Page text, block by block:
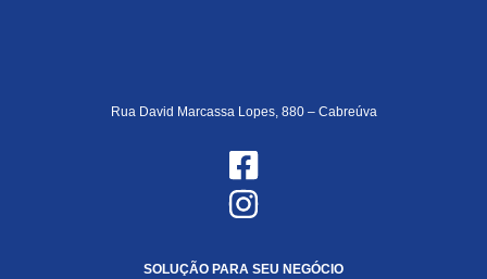
Rua David Marcassa Lopes, 880 – Cabreúva
SOLUÇÃO PARA SEU NEGÓCIO